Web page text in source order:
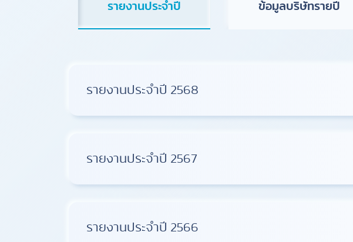
รายงานประจำปี ข้อมูลบริษัทรายปี
รายงานประจำปี 2568
รายงานประจำปี 2567
รายงานประจำปี 2566